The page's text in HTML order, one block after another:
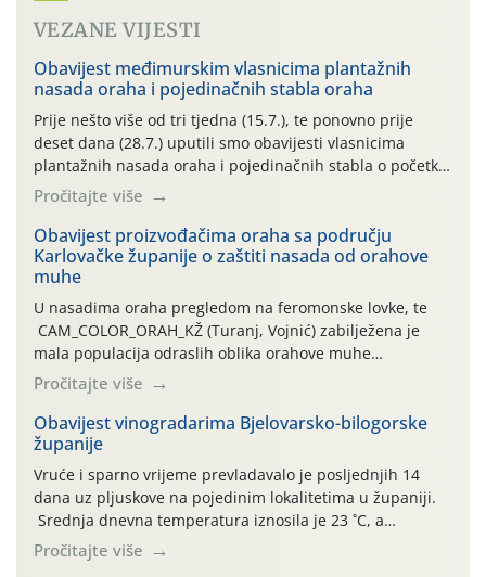
VEZANE VIJESTI
Obavijest međimurskim vlasnicima plantažnih
nasada oraha i pojedinačnih stabla oraha
Prije nešto više od tri tjedna (15.7.), te ponovno prije
deset dana (28.7.) uputili smo obavijesti vlasnicima
plantažnih nasada oraha i pojedinačnih stabla o početku
leta i ovogodišnjoj potrebi usmjerenog suzbijanja
orahove muhe (Rhagoletis completa)! Već dvanaest dana
traje drugi ovogodišnji “toplinski udar”, koji naročito
izražen zadnja šest dana (31.7.-05.8.), jer najviše
temperature zraka svakodnevno […]
Pročitajte više
Obavijest proizvođačima oraha sa području
Karlovačke županije o zaštiti nasada od orahove
muhe
U nasadima oraha pregledom na feromonske lovke, te
CAM_COLOR_ORAH_KŽ (Turanj, Vojnić) zabilježena je
mala populacija odraslih oblika orahove muhe
(Rhagoletis completa). Niska brojnost može se objasniti
činjenicom da je riječ o mladim nasadima s vrlo malim
urodom, što je povezano i s manjim brojem prezimjelih
jedinki. U starijim nasadima, na žutim ljepljivim Rebell
pločama s […]
Pročitajte više
Obavijest vinogradarima Bjelovarsko-bilogorske
županije
Vruće i sparno vrijeme prevladavalo je posljednjih 14
dana uz pljuskove na pojedinim lokalitetima u županiji.
Srednja dnevna temperatura iznosila je 23 ˚C, a
maksimalne su posljednjih dana dosezale do 35 ˚C.
Simptome plamenjače vinove loze (Plasmoparas
Pročitajte više